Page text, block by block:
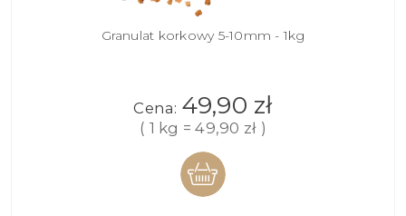
Granulat korkowy 5-10mm - 1kg
Cena: 49,90 zł
( 1 kg = 49,90 zł )